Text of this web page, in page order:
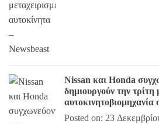
Nissan και Honda
δημιουργούν την τρίτη
αυτοκινητοβιομηχανία
Posted on: 23